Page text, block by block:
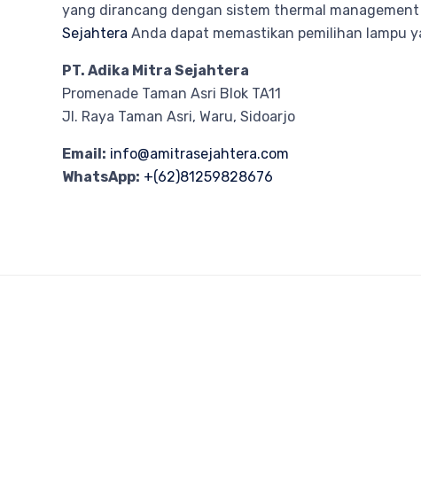
yang dirancang dengan sistem thermal
Sejahtera Anda dapat memastikan pemilihan lampu
PT. Adika Mitra Sejahtera
Promenade Taman Asri Blok TA11
Jl. Raya Taman Asri, Waru, Sidoarjo
Email: info@amitrasejahtera.com
WhatsApp: +(62)81259828676